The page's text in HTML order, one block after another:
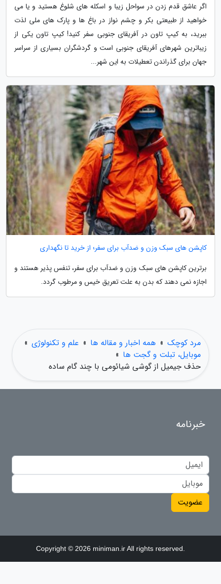
اگر عاشق قدم زدن در سواحل زیبا و اسکله های شلوغ هستید و یا می
خواهید از طبیعتی بکر و چشم نواز در باغ ها و پارک های ملی لذت
ببرید، به کیپ تاون در آفریقای جنوبی سفر کنید! کیپ تاون یکی از
زیباترین شهرهای آفریقای جنوبی است و گردشگران بسیاری از سراسر
جهان برای گذراندن تعطیلات به این شهر...
کاپشن های سبک وزن و ضدآب برای سفر؛ از خرید تا نگهداری
برترین کاپشن های سبک وزن و ضدآب برای سفر، تنفس پذیر هستند و
اجازه نمی دهند که بدن به علت تعریق خیس و مرطوب گردد.
مرد کوچک » همه اخبار و مقاله ها » علم و تکنولوژی »
موبایل، تبلت و گجت ها »
حذف جیمیل از گوشی شیائومی با چند گام ساده
خبرنامه
عضویت
Copyright © 2026 miniman.ir All rights reserved.